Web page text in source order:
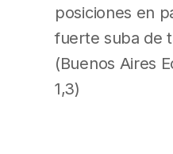
posiciones en
fuerte suba de
(Buenos Aires
1,3)